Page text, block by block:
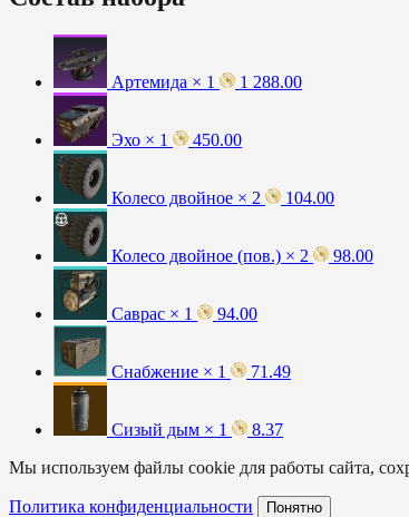
Артемида × 1 1 288.00
Эхо × 1 450.00
Колесо двойное × 2 104.00
Колесо двойное (пов.) × 2 98.00
Саврас × 1 94.00
Снабжение × 1 71.49
Сизый дым × 1
8.37
Мы используем файлы cookie для работы сайта,
Политика конфиденциальности Понятно